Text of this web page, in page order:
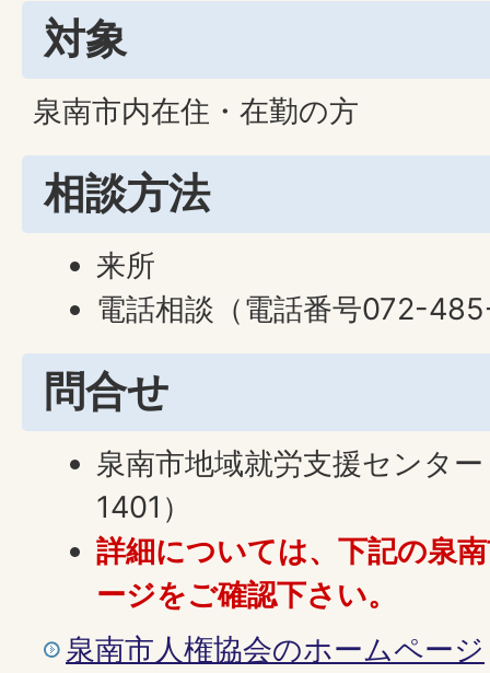
対象
泉南市内在住・在勤の方
相談方法
来所
電話相談（電話番号072-
問合せ
泉南市地域就労支援センタ
1401）
詳細については、下記の泉
ージをご確認下さい。
泉南市人権協会のホームページ